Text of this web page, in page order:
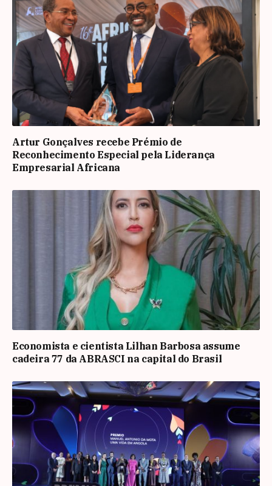
Artur Gonçalves recebe Prémio de
Reconhecimento Especial pela Liderança
Empresarial Africana
Economista e cientista Lilhan Barbosa assume
cadeira 77 da ABRASCI na capital do Brasil